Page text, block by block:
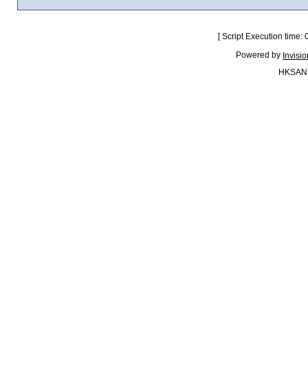
[ Script Execution
Powered by